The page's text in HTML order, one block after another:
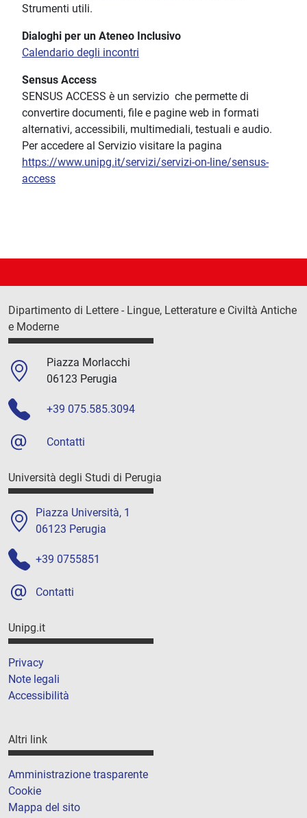
Strumenti utili.
Dialoghi per un Ateneo Inclusivo
Calendario degli incontri
Sensus Access
SENSUS ACCESS è un servizio che permette di
convertire documenti, file e pagine web in formati
alternativi, accessibili, multimediali, testuali e audio.
Per accedere al Servizio visitare la pagina
https://www.unipg.it/servizi/servizi-on-line/sensus-
access
Dipartimento di Lettere - Lingue, Letterature e Civiltà Antiche
e Moderne
Piazza Morlacchi
06123 Perugia
+39 075.585.3094
Contatti
Università degli Studi di Perugia
Piazza Università, 1
06123 Perugia
+39 0755851
Contatti
Unipg.it
Privacy
Note legali
Accessibilità
Altri link
Amministrazione trasparente
Cookie
Mappa del sito